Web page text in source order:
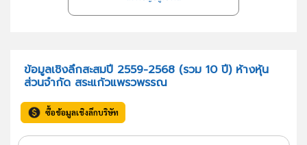
ข้อมูลเชิงลึกสะสมปี 2559-2568 (รวม 10 ปี) ห้างหุ้น
ส่วนจำกัด สระแก้วแพรวพรรณ
ซื้อข้อมูลเชิงลึกบริษัท